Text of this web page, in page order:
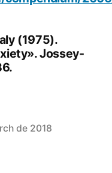
(1975).
Jossey-
de 2018